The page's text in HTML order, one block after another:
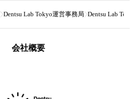
Dentsu Lab Tokyo運営事務局 Dentsu Lab
会社概要